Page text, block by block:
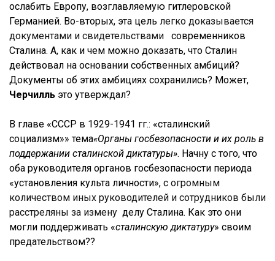
ослабить Европу, возглавляемую гитлеровской
Германией. Во-вторых, эта цель легко доказывается
документами и свидетельствами современников
Сталина. А, как и чем можно доказать, что Сталин
действовал на основании собственных амбиций?
Документы об этих амбициях сохранились? Может,
Черчилль это утверждал?
В главе «СССР в 1929-1941 гг.: «сталинский
социализм»» тема«Органы госбезопасности и их роль в
поддержании сталинской диктатуры». Начну с того, что
оба руководителя органов госбезопасности периода
«установления культа личности», с огромным
количеством иных руководителей и сотрудников были
расстреляны за измену делу Сталина. Как это они
могли поддерживать «сталинскую диктатуру» своим
предательством??